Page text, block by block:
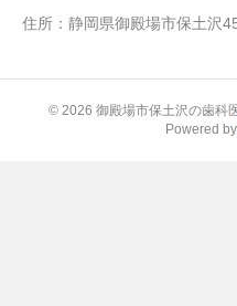
住所：静岡県御殿場市保土沢
© 2026 御殿場市保土沢の歯科
Powered by